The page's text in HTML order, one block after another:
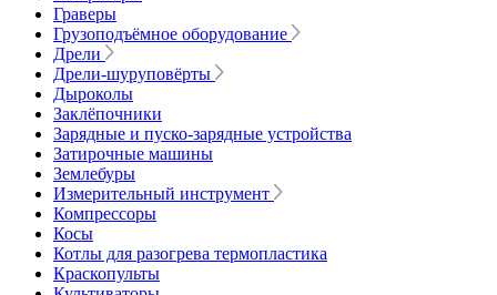
Граверы
Грузоподъёмное оборудование
Дрели
Дрели-шуруповёрты
Дыроколы
Заклёпочники
Зарядные и пуско-зарядные устройства
Затирочные машины
Землебуры
Измерительный инструмент
Компрессоры
Косы
Котлы для разогрева термопластика
Краскопульты